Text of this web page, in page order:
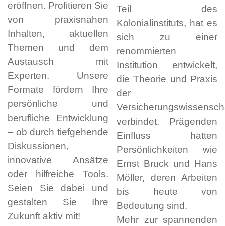
eröffnen. Profitieren Sie
von praxisnahen
Inhalten, aktuellen
Themen und dem
Austausch mit
Experten. Unsere
Formate fördern Ihre
persönliche und
berufliche Entwicklung
– ob durch tiefgehende
Diskussionen,
innovative Ansätze
oder hilfreiche Tools.
Seien Sie dabei und
gestalten Sie Ihre
Zukunft aktiv mit!
Teil des
Kolonialinstituts, hat es
sich zu einer
renommierten
Institution entwickelt,
die Theorie und Praxis
der
verbindet. Prägenden
Einfluss hatten
Persönlichkeiten wie
Ernst Bruck und Hans
Möller, deren Arbeiten
bis heute von
Bedeutung sind.
Mehr zur spannenden